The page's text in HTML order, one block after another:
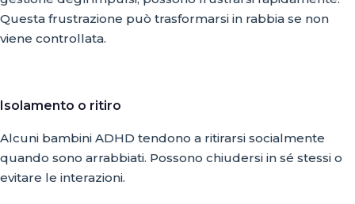
Questa frustrazione può trasformarsi in rabbia se non
viene controllata.
Isolamento o ritiro
Alcuni bambini ADHD tendono a ritirarsi socialmente
quando sono arrabbiati. Possono chiudersi in sé stessi o
evitare le interazioni.